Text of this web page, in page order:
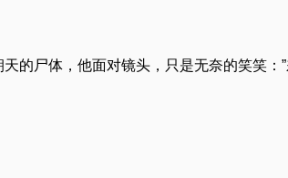
的尸体，他面对镜头，只是无奈的笑笑